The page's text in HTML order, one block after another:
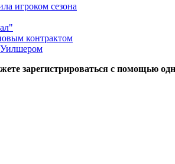
игроком сезона
контрактом
Уилшером
зарегистрироваться с помощью